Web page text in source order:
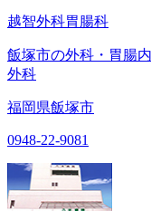
越智外科胃腸科
飯塚市の外科・胃腸
外科
福岡県飯塚市
0948-22-9081